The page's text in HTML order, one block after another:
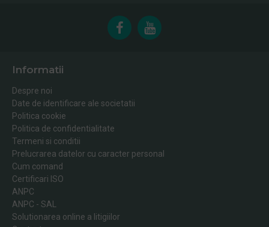
Informatii
Despre noi
Date de identificare ale societatii
Politica cookie
Politica de confidentialitate
Termeni si conditii
Prelucrarea datelor cu caracter personal
Cum comand
Certificari ISO
ANPC
ANPC - SAL
Solutionarea online a litigiilor